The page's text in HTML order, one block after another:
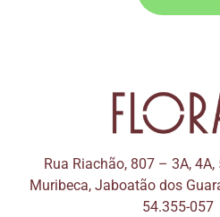
Rua Riachão, 807 – 3A, 4A,
Muribeca, Jaboatão dos
54.355-057